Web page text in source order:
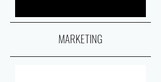
MARKETING